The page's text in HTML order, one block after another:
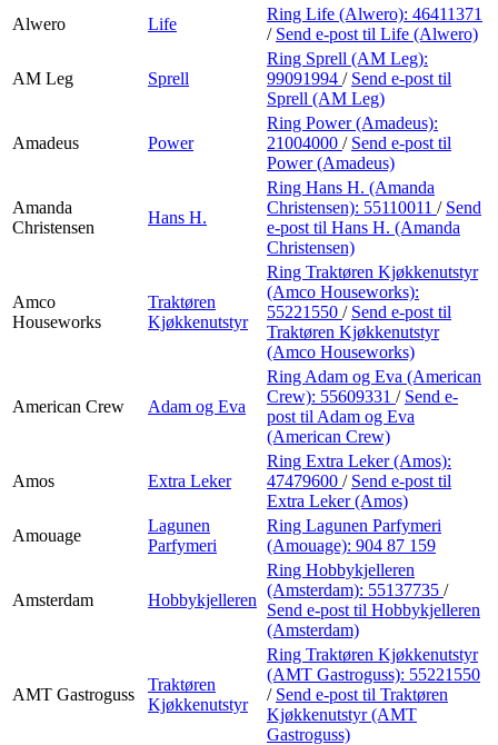
Alwero
Life
Ring Life (Alwero): 46411371
/ Send e-post til Life (Alwero)
AM Leg Sprell
Ring Sprell (AM Leg):
99091994 / Send e-post til
Sprell (AM Leg)
Amadeus Power
Ring Power (Amadeus):
21004000 / Send e-post til
Power (Amadeus)
Amanda
Christensen
Hans H.
Ring Hans H. (Amanda
Christensen): 55110011 / Send
e-post til Hans H. (Amanda
Christensen)
Amco
Houseworks
Traktøren
Kjøkkenutstyr
Ring Traktøren Kjøkkenutstyr
(Amco Houseworks):
55221550 / Send e-post til
Traktøren Kjøkkenutstyr
(Amco Houseworks)
American Crew Adam og Eva
Ring Adam og Eva (American
Crew): 55609331 / Send e-
post til Adam og Eva
(American Crew)
Amos Extra Leker
Ring Extra Leker (Amos):
47479600 / Send e-post til
Extra Leker (Amos)
Amouage
Lagunen
Parfymeri
Ring Lagunen Parfymeri
(Amouage): 904 87 159
Amsterdam Hobbykjelleren
Ring Hobbykjelleren
(Amsterdam): 55137735 /
Send e-post til Hobbykjelleren
(Amsterdam)
AMT Gastroguss
Traktøren
Kjøkkenutstyr
Ring Traktøren Kjøkkenutstyr
(AMT Gastroguss): 55221550
/ Send e-post til Traktøren
Kjøkkenutstyr (AMT
Gastroguss)